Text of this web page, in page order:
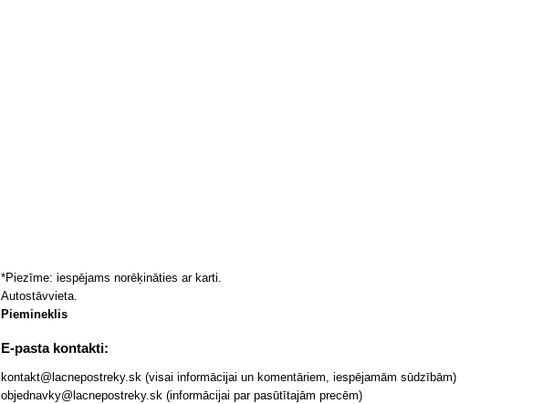
*Piezīme: iespējams norēķināties ar karti.
Autostāvvieta.
Piemineklis
E-pasta kontakti:
kontakt@lacnepostreky.sk (visai informācijai un komentāriem, iespējamām sūdzībām)
objednavky@lacnepostreky.sk (informācijai par pasūtītajām precēm)